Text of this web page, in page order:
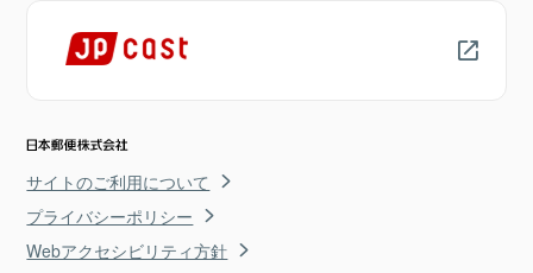
サイトのご利用について
プライバシーポリシー
Webアクセシビリティ方針